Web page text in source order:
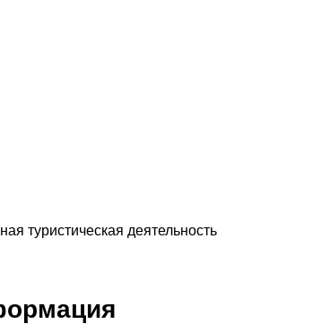
туристическая деятельность